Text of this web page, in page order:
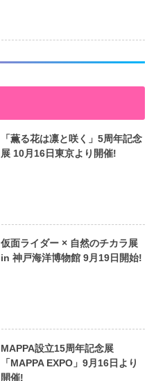
「薫る花は凛と咲く」5周年記念
展 10月16日東京より開催!
仮面ライダー × 自然のチカラ展
in 神戸海洋博物館 9月19日開始!
MAPPA設立15周年記念展
「MAPPA EXPO」9月16日より
開催!